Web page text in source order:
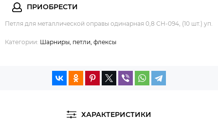
Петля для металлической оправы одинарная 0,8 СH-094, (10 шт.) уп.
Категории: Шарниры, петли, флексы
ХАРАКТЕРИСТИКИ